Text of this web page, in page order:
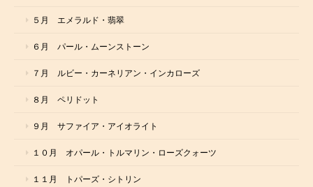
５月 エメラルド・翡翠
６月 パール・ムーンストーン
７月 ルビー・カーネリアン・インカローズ
８月 ペリドット
９月 サファイア・アイオライト
１０月 オパール・トルマリン・ローズクォーツ
１１月 トパーズ・シトリン